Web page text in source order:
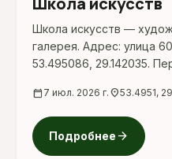
Школа искусств —
галерея. Адрес: улица
53.495086, 29.142035.
и актуальные условия
calendar_today 7 июл. 2026 г. location_on53.4951,
Подробнее arrow_forward